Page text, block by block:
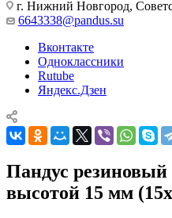
г. Нижний Новгород,
6643338@pandus.su
Вконтакте
Одноклассники
Rutube
Яндекс.Дзен
Пандус резиновый
высотой 15 мм